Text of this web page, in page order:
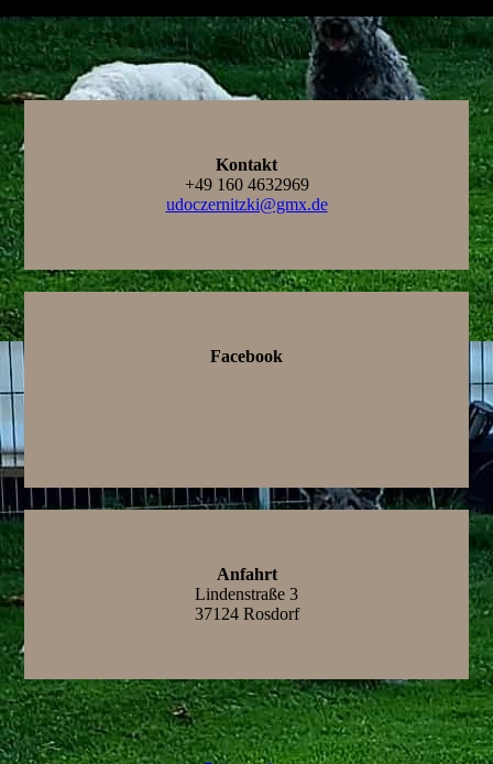
Kontakt
+49 160 4632969
udoczernitzki@gmx.de
Facebook
Anfahrt
Lindenstraße 3
37124 Rosdorf